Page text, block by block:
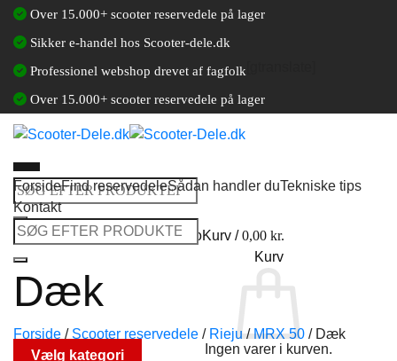
Fortsæt
indhold
Over 15.000+ scooter reservedele på lager
Sikker e-handel hos Scooter-dele.dk
Professionel webshop drevet af fagfolk
Over 15.000+ scooter reservedele på lager
Søg
efter:
Log ind / Opret en kundekontoKurv /0,00 kr.
Kurv
Ingen varer i kurven.
ForsideFind reservedeleSådan handler duTekniske tips
Kontakt
Søg
efter:
Dæk
Forside / Scooter reservedele / Rieju / MRX 50 /Dæk
Vælg kategori